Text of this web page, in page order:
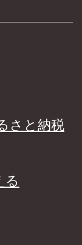
さと納税
る